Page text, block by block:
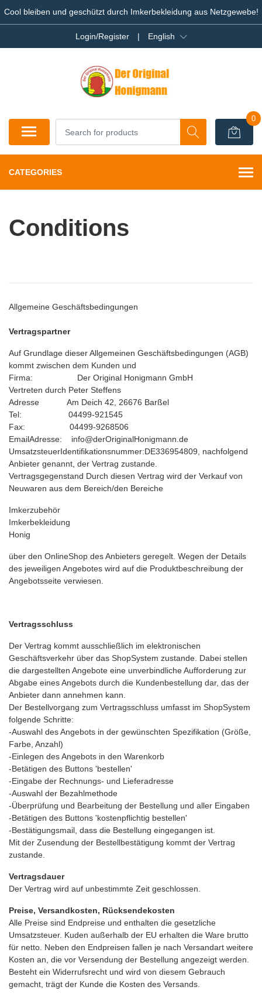
Cool bleiben und geschützt durch Imkerbekleidung aus Netzgewebe!
Login/Register | English
0
CATEGORIES
Conditions
Allgemeine Geschäftsbedingungen
Vertragspartner
Auf Grundlage dieser Allgemeinen Geschäftsbedingungen (AGB)
kommt zwischen dem Kunden und
Firma: Der Original Honigmann GmbH
Vertreten durch Peter Steffens
Adresse Am Deich 42, 26676 Barßel
Tel: 04499-921545
Fax: 04499-9268506
EmailAdresse: info@derOriginalHonigmann.de
UmsatzsteuerIdentifikationsnummer:DE336954809, nachfolgend
Anbieter genannt, der Vertrag zustande.
Vertragsgegenstand Durch diesen Vertrag wird der Verkauf von
Neuwaren aus dem Bereich/den Bereiche
Imkerzubehör
Imkerbekleidung
Honig
über den OnlineShop des Anbieters geregelt. Wegen der Details
des jeweiligen Angebotes wird auf die Produktbeschreibung der
Angebotsseite verwiesen.
Vertragsschluss
Der Vertrag kommt ausschließlich im elektronischen
Geschäftsverkehr über das ShopSystem zustande. Dabei stellen
die dargestellten Angebote eine unverbindliche Aufforderung zur
Abgabe eines Angebots durch die Kundenbestellung dar, das der
Anbieter dann annehmen kann.
Der Bestellvorgang zum Vertragsschluss umfasst im ShopSystem
folgende Schritte:
-Auswahl des Angebots in der gewünschten Spezifikation (Größe,
Farbe, Anzahl)
-Einlegen des Angebots in den Warenkorb
-Betätigen des Buttons 'bestellen'
-Eingabe der Rechnungs- und Lieferadresse
-Auswahl der Bezahlmethode
-Überprüfung und Bearbeitung der Bestellung und aller Eingaben
-Betätigen des Buttons 'kostenpflichtig bestellen'
-Bestätigungsmail, dass die Bestellung eingegangen ist.
Mit der Zusendung der Bestellbestätigung kommt der Vertrag
zustande.
Vertragsdauer
Der Vertrag wird auf unbestimmte Zeit geschlossen.
Preise, Versandkosten, Rücksendekosten
Alle Preise sind Endpreise und enthalten die gesetzliche
Umsatzsteuer. Kuden außerhalb der EU erhalten die Ware brutto
für netto. Neben den Endpreisen fallen je nach Versandart weitere
Kosten an, die vor Versendung der Bestellung angezeigt werden.
Besteht ein Widerrufsrecht und wird von diesem Gebrauch
gemacht, trägt der Kunde die Kosten des Versands.